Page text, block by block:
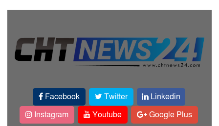
Facebook Twitter
Linkedin
Instagram
Youtube Google Plus